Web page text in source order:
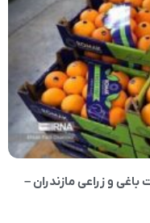
و زراعی مازندران –